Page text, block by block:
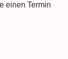
einen Termin